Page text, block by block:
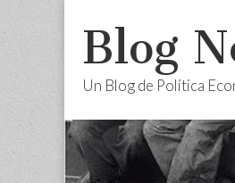
Blog
Un Blog de Política